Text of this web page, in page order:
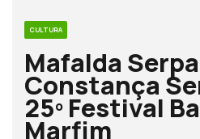
CULTURA
Mafalda
Constança
25º Festival
Marfim